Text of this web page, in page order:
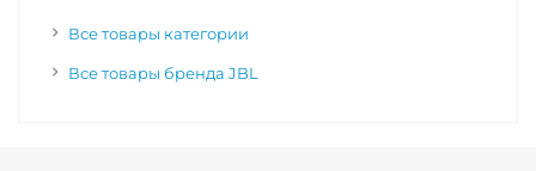
Все товары категории
Все товары бренда JBL